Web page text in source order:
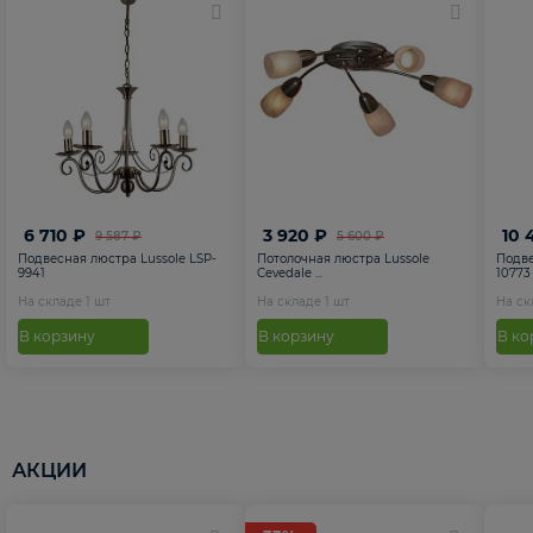
9 587 ₽
6 710 ₽
Подвесная люстра Lussole LSP-
9941
На складе 1 шт
В корзину
5 600 ₽
3 920 ₽
Потолочная люстра Lussole
Cevedale ...
На складе 1 шт
В корзину
10
10773
На
В
АКЦИИ